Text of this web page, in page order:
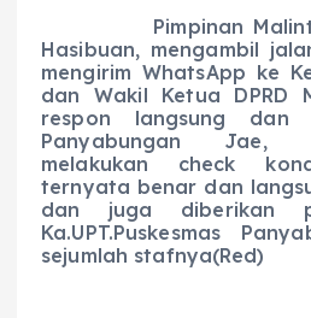
Pimpinan
Hasibuan, mengambil
mengirim WhatsApp ke
dan Wakil Ketua DPRD
respon langsung dan
Panyabungan Jae,
melakukan check
ternyata benar dan
dan juga diberikan
Ka.UPT.Puskesmas
sejumlah stafnya(Red)